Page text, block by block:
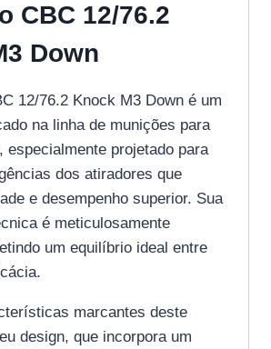
CBC 12/76.2
Down
12/76.2 Knock M3 Down é um
na linha de munições para
especialmente projetado para
dos atiradores que
e desempenho superior. Sua
é meticulosamente
um equilíbrio ideal entre
marcantes deste
design, que incorpora um